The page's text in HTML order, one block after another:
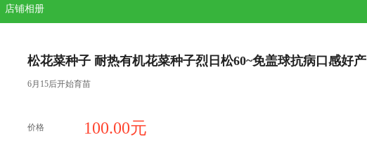
店铺相册
松花菜种子 耐热有机花菜种子烈日松60~免盖球抗病口感好产
6月15后开始育苗
价格 100.00元